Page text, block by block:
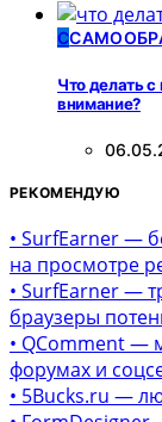
С
Что делать
внимание?
РЕКОМЕНДУЮ
• SurfEarner —
на просмотре
• SurfEarner —
браузеры
• QComment —
форумах и
• 5Bucks.ru —